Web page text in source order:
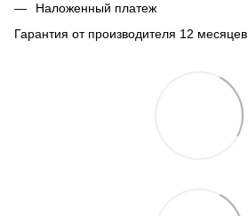
Наложенный платеж
Гарантия от производителя 12 месяцев